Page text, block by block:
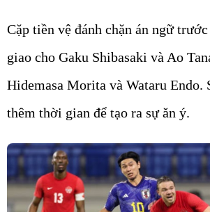
Cặp tiền vệ đánh chặn án ngữ
giao cho Gaku Shibasaki và Ao
Hidemasa Morita và Wataru Endo.
thêm thời gian để tạo ra sự ăn ý.